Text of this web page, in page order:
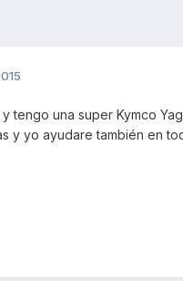
tengo una super Kymco
y yo ayudare también en